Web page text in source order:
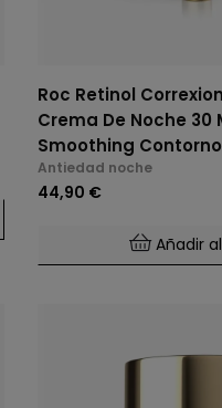
Roc Retinol
Crema De Noche 30 Ml
Smoothing
Antiedad noche
44,90 €
Añadir